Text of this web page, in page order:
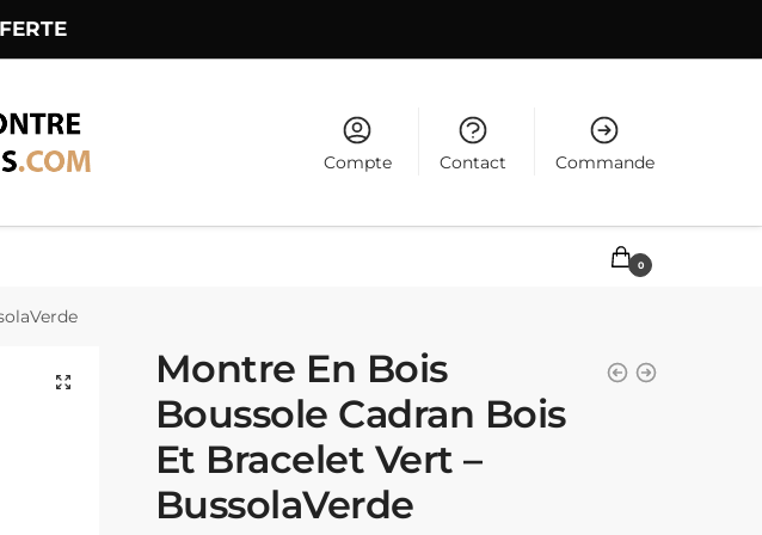
Compte Contact Commande
0
Montre En Bois
Boussole Cadran Bois
Et Bracelet Vert –
BussolaVerde